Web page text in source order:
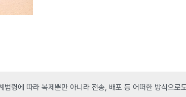
령에 따라 복제뿐만 아니라 전송, 배포 등 어떠한 방식으로